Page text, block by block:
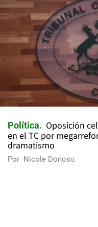
Política
Oposición
en el TC por
dramatismo
Por Nicole Donoso